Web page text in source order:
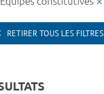
RETIRER TOUS LES FILTRES